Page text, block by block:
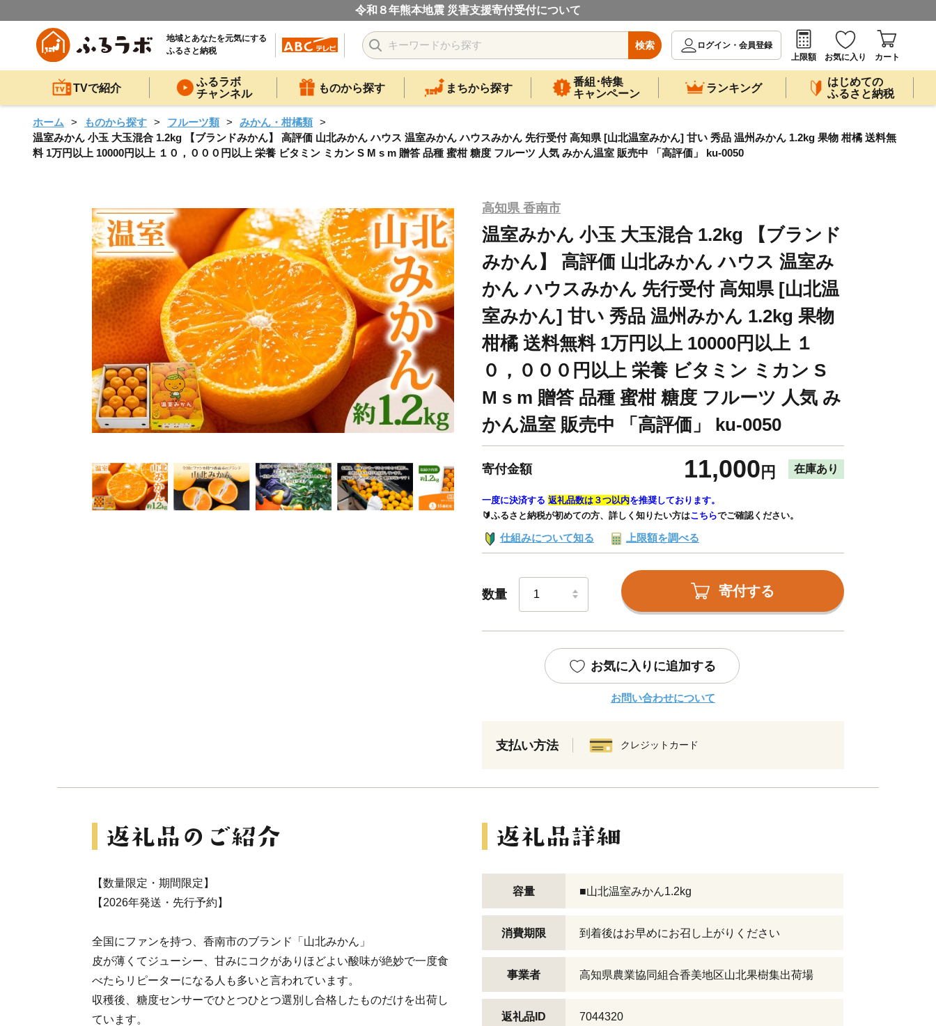
令和８年熊本地震 災害支援寄付受付について
地域とあなたを元気にする
ふるさと納税
検索
ログイン・会員登録
上限額
お気に入り カート
TVで紹介
ふるラボ
チャンネル
ものから探す まちから探す
番組･特集
キャンペーン
ランキング
はじめての
ふるさと納税
ホーム ものから探す フルーツ類
みかん・柑橘類
温室みかん 小玉 大玉混合 1.2kg 【ブランドみかん】 高評価 山北みかん ハウス 温室みかん ハウスみかん 先行受付 高知県 [山北温室みかん] 甘い 秀品 温州みかん 1.2kg 果物 柑橘 送料無
料 1万円以上 10000円以上 １０，０００円以上 栄養 ビタミン ミカン S M s m 贈答 品種 蜜柑 糖度 フルーツ 人気 みかん温室 販売中 「高評価」 ku-0050
高知県 香南市
温室みかん 小玉 大玉混合 1.2kg 【ブランド
みかん】 高評価 山北みかん ハウス 温室み
かん ハウスみかん 先行受付 高知県 [山北温
室みかん] 甘い 秀品 温州みかん 1.2kg 果物
柑橘 送料無料 1万円以上 10000円以上 １
０，０００円以上 栄養 ビタミン ミカン S
M s m 贈答 品種 蜜柑 糖度 フルーツ 人気 み
かん温室 販売中 「高評価」 ku-0050
寄付金額 11,000 円 在庫あり
一度に決済する 返礼品数は３つ以内を推奨しております。
🔰ふるさと納税が初めての方、詳しく知りたい方はこちらでご確認ください。
仕組みについて知る 上限額を調べる
数量 寄付する
お気に入りに追加する
お問い合わせについて
支払い方法 クレジットカード
【数量限定・期間限定】
【2026年発送・先行予約】
全国にファンを持つ、香南市のブランド「山北みかん」
皮が薄くてジューシー、甘みにコクがありほどよい酸味が絶妙で一度食
べたらリピーターになる人も多いと言われています。
収穫後、糖度センサーでひとつひとつ選別し合格したものだけを出荷し
ています。
容量 ■山北温室みかん1.2kg
消費期限 到着後はお早めにお召し上がりください
事業者 高知県農業協同組合香美地区山北果樹集出荷場
返礼品ID 7044320